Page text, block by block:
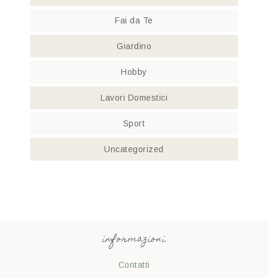
Fai da Te
Giardino
Hobby
Lavori Domestici
Sport
Uncategorized
informazioni
Contatti